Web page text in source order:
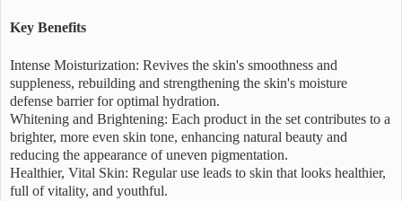
Key Benefits
Intense Moisturization: Revives the skin's smoothness and
suppleness, rebuilding and strengthening the skin's moisture
defense barrier for optimal hydration.
Whitening and Brightening: Each product in the set contributes to a
brighter, more even skin tone, enhancing natural beauty and
reducing the appearance of uneven pigmentation.
Healthier, Vital Skin: Regular use leads to skin that looks healthier,
full of vitality, and youthful.